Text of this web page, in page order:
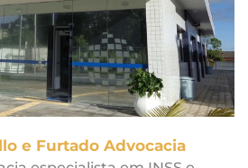
e Furtado Advocacia